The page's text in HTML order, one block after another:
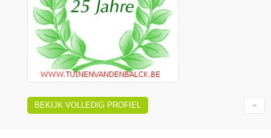
BEKIJK VOLLEDIG PROFIEL